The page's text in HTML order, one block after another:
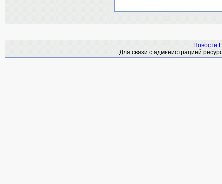
Новости
Для связи с администрацией